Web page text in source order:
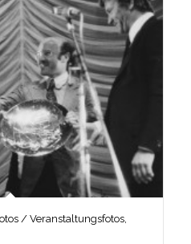
/ Veranstaltungsfotos,